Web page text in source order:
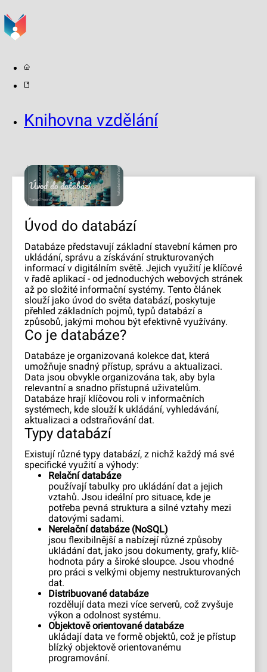
Knihovna vzdělání
Úvod do databází Nakladatelství
Vzdělání budoucnosti
Tomáš Procházka
Úvod do databází
Databáze představují základní stavební kámen pro
ukládání, správu a získávání strukturovaných
informací v digitálním světě. Jejich využití je klíčové
v řadě aplikací - od jednoduchých webových stránek
až po složité informační systémy. Tento článek
slouží jako úvod do světa databází, poskytuje
přehled základních pojmů, typů databází a
způsobů, jakými mohou být efektivně využívány.
Co je databáze?
Databáze je organizovaná kolekce dat, která
umožňuje snadný přístup, správu a aktualizaci.
Data jsou obvykle organizována tak, aby byla
relevantní a snadno přístupná uživatelům.
Databáze hrají klíčovou roli v informačních
systémech, kde slouží k ukládání, vyhledávání,
aktualizaci a odstraňování dat.
Typy databází
Existují různé typy databází, z nichž každý má své
specifické využití a výhody:
Relační databáze
používají tabulky pro ukládání dat a jejich
vztahů. Jsou ideální pro situace, kde je
potřeba pevná struktura a silné vztahy mezi
datovými sadami.
Nerelační databáze (NoSQL)
jsou flexibilnější a nabízejí různé způsoby
ukládání dat, jako jsou dokumenty, grafy, klíč-
hodnota páry a široké sloupce. Jsou vhodné
pro práci s velkými objemy nestrukturovaných
dat.
Distribuované databáze
rozdělují data mezi více serverů, což zvyšuje
výkon a odolnost systému.
Objektově orientované databáze
ukládají data ve formě objektů, což je přístup
blízký objektově orientovanému
programování.